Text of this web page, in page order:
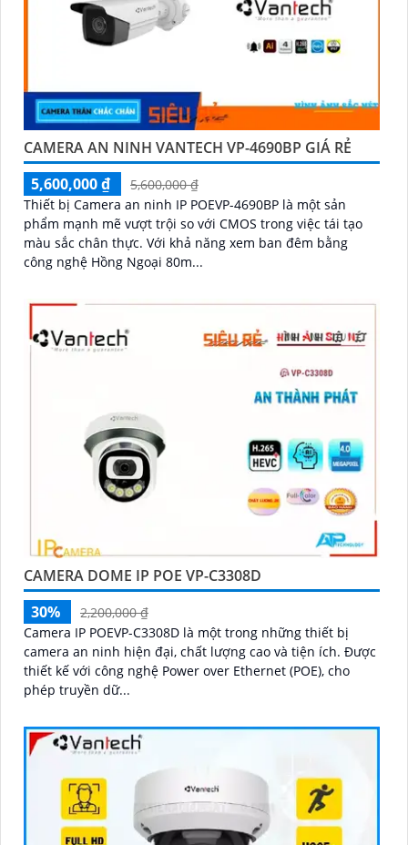
CAMERA AN NINH VANTECH VP-4690BP GIÁ RẺ
5,600,000 ₫
5,600,000 ₫
Thiết bị Camera an ninh IP POEVP-4690BP là một sản
phẩm mạnh mẽ vượt trội so với CMOS trong việc tái tạo
màu sắc chân thực. Với khả năng xem ban đêm bằng
công nghệ Hồng Ngoại 80m...
CAMERA DOME IP POE VP-C3308D
30%
2,200,000 ₫
Camera IP POEVP-C3308D là một trong những thiết bị
camera an ninh hiện đại, chất lượng cao và tiện ích. Được
thiết kế với công nghệ Power over Ethernet (POE), cho
phép truyền dữ...